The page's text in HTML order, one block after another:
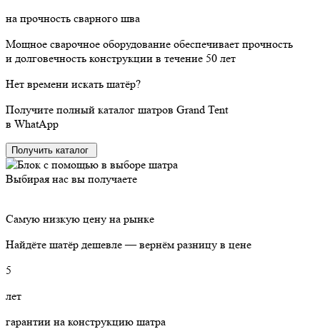
на прочность сварного шва
Мощное сварочное оборудование обеспечивает прочность
и долговечность конструкции в течение 50 лет
Нет времени искать шатёр?
Получите полный каталог шатров Grand Tent
в WhatApp
Получить каталог
Выбирая нас вы получаете
Самую низкую цену на рынке
Найдёте шатёр дешевле — вернём разницу в цене
5
лет
гарантии на конструкцию шатра